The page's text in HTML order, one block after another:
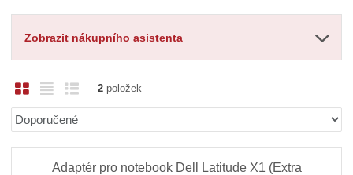
Zobrazit nákupního asistenta
a
z
e
O
b
r
á
a
b
u
l
Ř
á
k
o
2položek
Adaptér pro notebook Dell Latitude X1 (Extra